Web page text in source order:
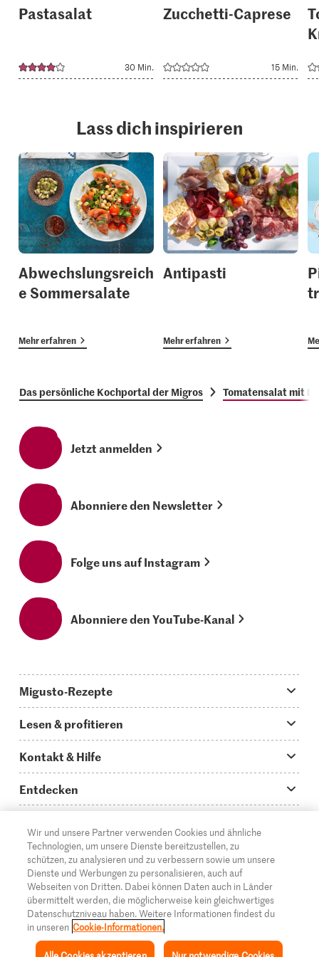
Pastasalat
30 Min.
Zucchetti-Caprese
15 Min.
Lass dich inspirieren
Abwechslungsreich
e Sommersalate
Mehr erfahren
Antipasti
Mehr erfahren
Das persönliche Kochportal der Migros Tomatensalat mit
Jetzt anmelden
Abonniere den Newsletter
Folge uns auf Instagram
Abonniere den YouTube-Kanal
Migusto-Rezepte
Was koche ich heute?
Hauptgerichte
Schnelle & einfache Rezepte
Apéro & Fingerfood
Backen
Rezepte für Familien & Kinder
Alle Rezeptkategorien
Lesen & profitieren
Storys
How to-Videos
Glossar
Migusto Login
Migusto Printmagazin
Wettbewerbe
Kontakt & Hilfe
Infos zum Kochen mit Migusto
Kontakt
Mediadaten Werbetreibende
Impressum
Rechtliche Hinweise
Entdecken
Supermarkt
Migros Online
Über die Migros
Filialen
Cumulus
© 2026 Migros-Genossenschafts-Bund
DE FR IT
Wir und unsere Partner verwenden Cookies und ähnliche
Technologien, um unsere Dienste bereitzustellen, zu
schützen, zu analysieren und zu verbessern sowie um unsere
Dienste und Werbungen zu personalisieren, auch auf
Webseiten von Dritten. Dabei können Daten auch in Länder
übermittelt werden, die möglicherweise kein gleichwertiges
Datenschutzniveau haben. Weitere Informationen findest du
in unseren Cookie-Informationen.